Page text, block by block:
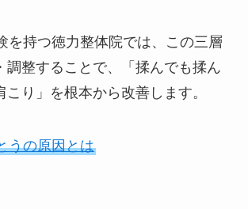
を持つ徳力整体院では、この三層
調整することで、「揉んでも揉ん
こり」を根本から改善します。
うの原因とは